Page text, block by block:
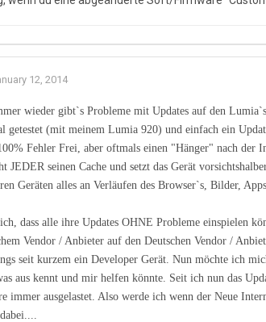
12, 2014
wieder gibt`s Probleme mit Updates auf den
getestet (mit meinem Lumia 920) und einfach ein
Fehler Frei, aber oftmals einen "Hänger" nach der
JEDER seinen Cache und setzt das Gerät
Geräten alles an Verläufen des Browser`s, Bilder,
dass alle ihre Updates OHNE Probleme einspielen
Vendor / Anbieter auf den Deutschen Vendor /
seit kurzem ein Developer Gerät. Nun möchte ich
aus kennt und mir helfen könnte. Seit ich nun das
immer ausgelastet. Also werde ich wenn der Neue